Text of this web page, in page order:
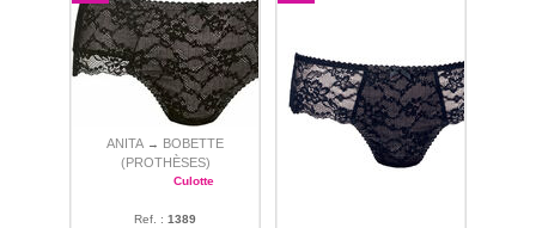
ANITA → BOBETTE
(PROTHÈSES)
Culotte
Ref. : 1389